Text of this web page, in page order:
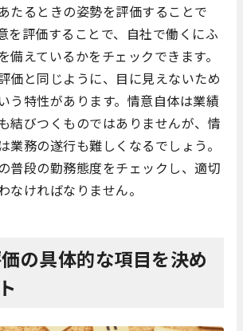
たるときの姿勢を評価することで
を評価することで、自社で働くにふ
備えているかをチェックできます。
価と同じように、目に見えないため
う特性があります。情意自体は業績
結びつくものではありませんが、情
業務の遂行も難しくなるでしょう。
普段の勤務態度をチェックし、適切
なければなりません。
の具体的な項目を決め